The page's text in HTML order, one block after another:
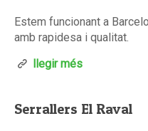
Estem funcionant a
amb rapidesa i qualitat.
llegir més
Serrallers El Raval